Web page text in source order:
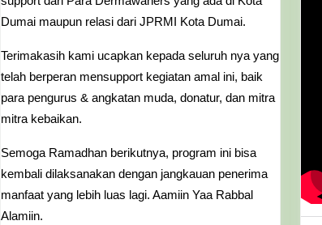
Dumai maupun relasi dari JPRMI Kota Dumai.
Terimakasih kami ucapkan kepada seluruh nya yang
telah berperan mensupport kegiatan amal ini, baik
para pengurus & angkatan muda, donatur, dan mitra
mitra kebaikan.
Semoga Ramadhan berikutnya, program ini bisa
kembali dilaksanakan dengan jangkauan penerima
manfaat yang lebih luas lagi. Aamiin Yaa Rabbal
Alamiin.